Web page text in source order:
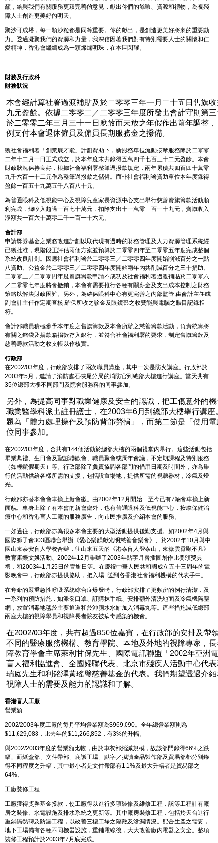
籲，給與我們有關服務更臻完善的意見，獻出你們的餘暇、資源和禮物，為視殘
障人士創造更美好的明天。
聚沙可成塔，每一顆沙粒都是同等重要。你的獻出，是創造更美好將來的重要動
力。透過凝聚我們的資源和力量，我深信因著我們對有特別需要人士的關懷和仁
愛精神，香港會繼續成為一顆燦爛明珠，在本區閃耀。
--------------------------------------------------------------------------------
財務及行政科
財務狀況
本會經計算社署過渡補貼及於二零零三年一月二十五日售旗
九元盈餘。依據二零零二／二零零三年度所發出會計守則第
於二零零二年三月三十一日應放而未放之年假作出前年調整
例支付本會退休僱員及僱員長期服務金之撥備。
獲社會福利署「創業展才能」計劃資助下，新服務單位流動按摩服務隊於二零零
二年十二月一日正式成立，於本年度末共錄得五萬四千七百三十二元盈餘。本會
財政狀況保持良好，根據社會福利署整筆過撥款規定，兩年累積共四百四十萬零
九千六百一十二元作為整筆過撥款之儲備。而非社會福利署資助單位本年度錄得
盈餘一百五十九萬五千八百八十元。
為普通眼科及低視能中心及視障兒童家長資源中心支出舉行慈善賣旗籌款活動順
利完成，總收入超過一百七十萬元，扣除支出十一萬零三百一十九元，賣旗收入
淨額共一百六十萬零二千一百一十六元。
會計部
申請獎券基金之業務改進計劃以取代現有過時的財務管理及人力資源管理系統經
已獲批准，現階段正評估兩個方案並預算於二零零四年至二零零五年度完成整個
系統改良計劃。因應社會福利署於二零零三／二零零四年度開始削減百分之一點
八資助、公益金於二零零三／二零零四年度開始兩年內共削減百分之三十捐助、
二零零三／二零零四年度賣旗籌款申請不成功及社會福利署過渡補貼於二零零六
／二零零七年度將會撤銷，本會有需要推行各種有關薪金及支出成本控制之財務
策略以解決財政困難。另外，為確保眼科中心有更完善之內部監管,由會計主任或
副會計主任作定期查核,確保所收之診金及眼鏡部之收費能與電腦之賬目記錄相
符。
會計部職員積極參予本年度之售旗籌款及本會所辦之慈善籌款活動，負責統籌將
有關之錢袋及捐款箱捐款存入銀行，並符合社會福利署的要求，制定售旗籌款及
慈善籌款活動之收支帳以作核實。
行政部
在2002/03年度，行政部安排了兩次職員講座，其中一次是防火講座。行政部於
2003年5月，邀請了消防處石硤尾分局的消防官到總部大樓進行講座。當天共有
35位總部大樓不同部門及院舍服務科的同事參加。
另外，為提高同事對職業健康及安全的認識，把工傷意外的
職業醫學科派出註冊護士，在2003年6月到總部大樓舉行講
題為「體力處理操作及預防背部勞損」，而第二節是「使用
位同事參加。
在2002/03年度，合共有144個活動於總部大樓的兩個禮堂內舉行。這些活動包括
畢業典禮、生日會及聖誕聯歡會、職員聚會或周年會議，不定期課程及特別服務
（如輕鬆假期天）等。行政部除了負責協調各部門的借用日期及時間外，亦為舉
行的活動供給各樣所需的支援，包括設置場地，提供所需的視聽器材，冷氣及燈
光。
行政部亦替本會會車換上新會徽。由2002年12月開始，至今已有7輛會車換上新
面貌。車身上除了有本會的新會徽外，也有普通眼科及低視能中心，按摩保健治
療中心和香港盲人工廠的服務廣告，向市民推廣及介紹本會的服務。
一如過往，行政部亦為很多本會主要的大型活動提供後勤支援。如2002年4月與
國際獅子會303區聯合舉辦《愛心樂韻獻光明慈善音樂會》、於2002年10月與中
國山東泰安盲人學校合辦，往山東五天的《港泰盲人登泰山，東嶽雲霄顯不凡》
教育康樂文娛活動、2002年12月舉辦了2003年點字月曆插圖創作比賽頒獎典
禮，和2003年1月25日的賣旗日等。在慶祝中華人民共和國成立五十三周年的電
影晚會中，行政部亦提供協助，把入場送到各香港社會福利機構的代表手中。
在奪命的嚴重急性呼吸系統綜合症爆發時，行政部安排了更頻密的例行清潔，及
一系列的預防措施，如派發口罩、訂購抹手紙、安排額外清洗地面及冷氣機隔塵
網，放置消毒地毯於主要通道和於沖廁水水缸加入消毒丸等。這些措施減低總部
兩座大樓的視障學員和視障長者院友被病毒感染的機會。
在2002/03年度，共有超過850位嘉賓，在行政部的安排及帶
不同的醫療服務機構、教育學院、本地及外地的視障專家，
障教育學會主席萊利甘保先生、國際電訊聯盟「2002年亞洲
盲人福利協進會、全國婦聯代表、北京市殘疾人活動中心代
瑞庭先生和利銘澤黃瑤璧慈善基金的代表。我們期望透過介
視障人士的需要及能力的認識和了解。
香港盲人工廠
營業額
2002/2003年度工廠的每月平均營業額為$969,090。全年總營業額則為
$11,629,088，比去年的$11,266,852，有3%的升幅。
與2002/2003年度的營業額比較，由於車衣部縮減規模，故該部門錄得66%之跌
幅。而紙盒部、文件帶部、庇護工場、點字／摸讀產品製作部及貿易部都分別錄
得不同程度之升幅，其中最小者是文件帶部有1.1%及最大升幅者是貿易部之
64%。
工廠裝修工程
工廠獲得獎券基金撥款，使工廠得以進行多項裝修及維修工程，該等工程計有廠
房之裝修、水電設施及排水系統之更新等。其中廠房裝修工程，包括於天台進行
重鋪隔熱磚及防漏工程，以改善三樓工場之隔熱及滲漏情況。配合生產之需要，
地下工場備有各種不同機器設施，重鋪電線後，大大改善廠內電器之安全。整項
裝修工程預計於2003年7月底完成。